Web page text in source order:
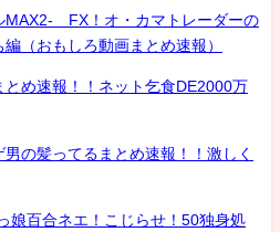
MAX2- FX！オ・カマトレーダーの
（おもしろ動画まとめ速報）
め速報！！ネット乞食DE2000万
の髪ってるまとめ速報！！激しく
娘百合ネエ！こじらせ！50独身処